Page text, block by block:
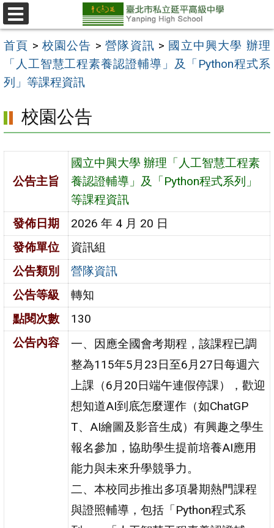
跳
至
主
要
內
選
單
首頁 > 校園公告 >營隊資訊 > 國立中興大學 辦理
「人工智慧工程素養認證輔導」及「Python程式系
列」等課程資訊
校園公告
公告主旨
國立中興大學 辦理「人工智慧工程素
養認證輔導」及「Python程式系列」
等課程資訊
發佈日期
2026 年 4 月 20 日
發佈單位
資訊組
公告類別
營隊資訊
公告等級
轉知
點閱次數
130
公告內容
一、因應全國會考期程，該課程已調
整為115年5月23日至6月27日每週六
上課（6月20日端午連假停課），歡迎
想知道AI到底怎麼運作（如ChatGP
T、AI繪圖及影音生成）有興趣之學生
報名參加，協助學生提前培養AI應用
能力與未來升學競爭力。
二、本校同步推出多項暑期熱門課程
與證照輔導，包括「Python程式系